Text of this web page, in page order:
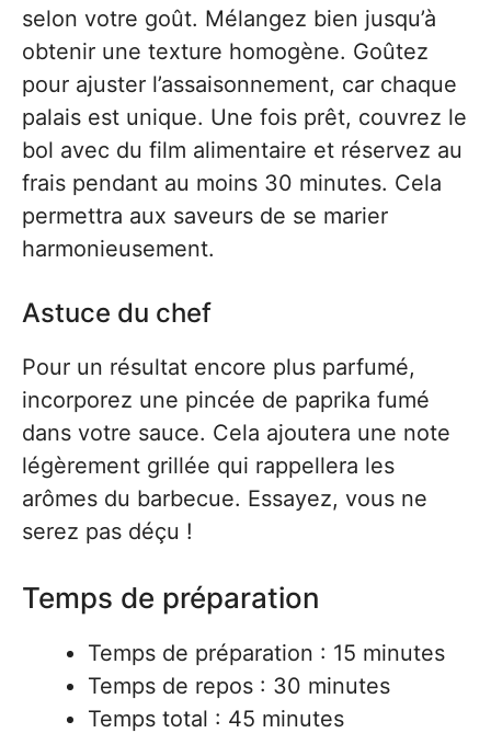
selon votre goût. Mélangez bien jusqu’à
obtenir une texture homogène. Goûtez
pour ajuster l’assaisonnement, car chaque
palais est unique. Une fois prêt, couvrez le
bol avec du film alimentaire et réservez au
frais pendant au moins 30 minutes. Cela
permettra aux saveurs de se marier
harmonieusement.
Astuce du chef
Pour un résultat encore plus parfumé,
incorporez une pincée de paprika fumé
dans votre sauce. Cela ajoutera une note
légèrement grillée qui rappellera les
arômes du barbecue. Essayez, vous ne
serez pas déçu !
Temps de préparation
Temps de préparation : 15 minutes
Temps de repos : 30 minutes
Temps total : 45 minutes